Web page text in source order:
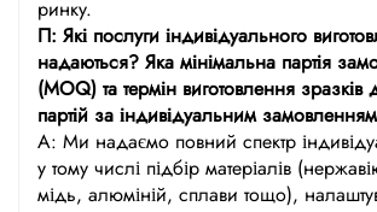
ринку.
П: Які послуги індивідуального
надаються? Яка мінімальна партія
(MOQ) та термін виготовлення
партій за індивідуальним
А: Ми надаємо повний спектр
у тому числі підбір матеріалів
мідь, алюміній, сплави тощо),